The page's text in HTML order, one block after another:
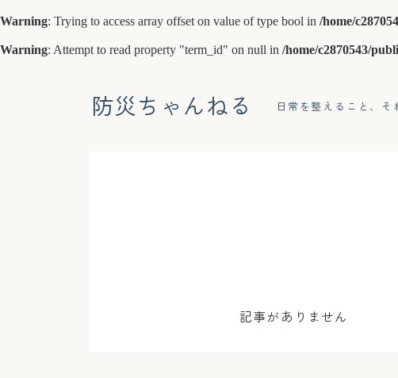
Warning: Trying to access array offset on value of type bool in /home/
Warning: Attempt to read property "term_id" on null in /home/c2870543/
防災ちゃんねる 日常を整えること、そ
記事がありません